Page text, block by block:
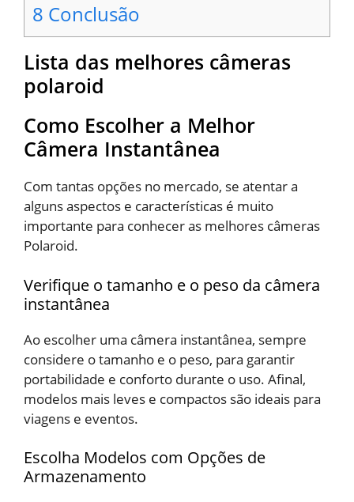
8 Conclusão
Lista das melhores câmeras
polaroid
Como Escolher a Melhor
Câmera Instantânea
Com tantas opções no mercado, se atentar a
alguns aspectos e características é muito
importante para conhecer as melhores câmeras
Polaroid.
Verifique o tamanho e o peso da câmera
instantânea
Ao escolher uma câmera instantânea, sempre
considere o tamanho e o peso, para garantir
portabilidade e conforto durante o uso. Afinal,
modelos mais leves e compactos são ideais para
viagens e eventos.
Escolha Modelos com Opções de
Armazenamento